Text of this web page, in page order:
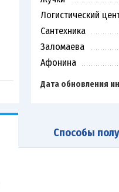
Логистический
Сантехника
Заломаева
Афонина
Дата обновления
Способы